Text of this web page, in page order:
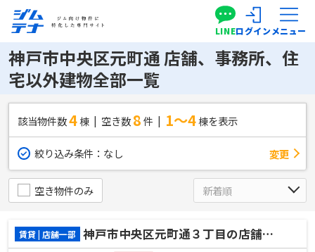
LINEログインメニュー
神戸市中央区元町通 店舗、事務所、住
宅以外建物全部一覧
該当物件数4棟 空き数 8件 1～4棟を表示
絞り込み条件： なし 変更
空き物件のみ
賃貸 | 店舗一部 神戸市中央区元町通３丁目の店舗一部